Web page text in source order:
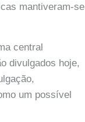
mantiveram-se
central
divulgados hoje,
um possível